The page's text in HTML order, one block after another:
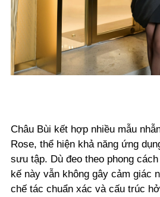
Châu Bùi kết hợp nhiều mẫu
Rose, thể hiện khả năng ứng
sưu tập. Dù đeo theo phong
kế này vẫn không gây cảm giác
chế tác chuẩn xác và cấu trúc